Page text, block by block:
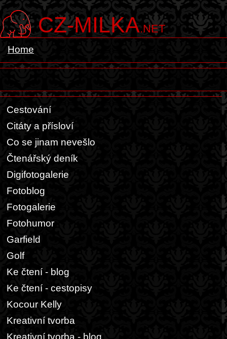
CZ-MILKA.NET
Home
Cestování
Citáty a přísloví
Co se jinam nevešlo
Čtenářský deník
Digifotogalerie
Fotoblog
Fotogalerie
Fotohumor
Garfield
Golf
Ke čtení - blog
Ke čtení - cestopisy
Kocour Kelly
Kreativní tvorba
Kreativní tvorba - blog